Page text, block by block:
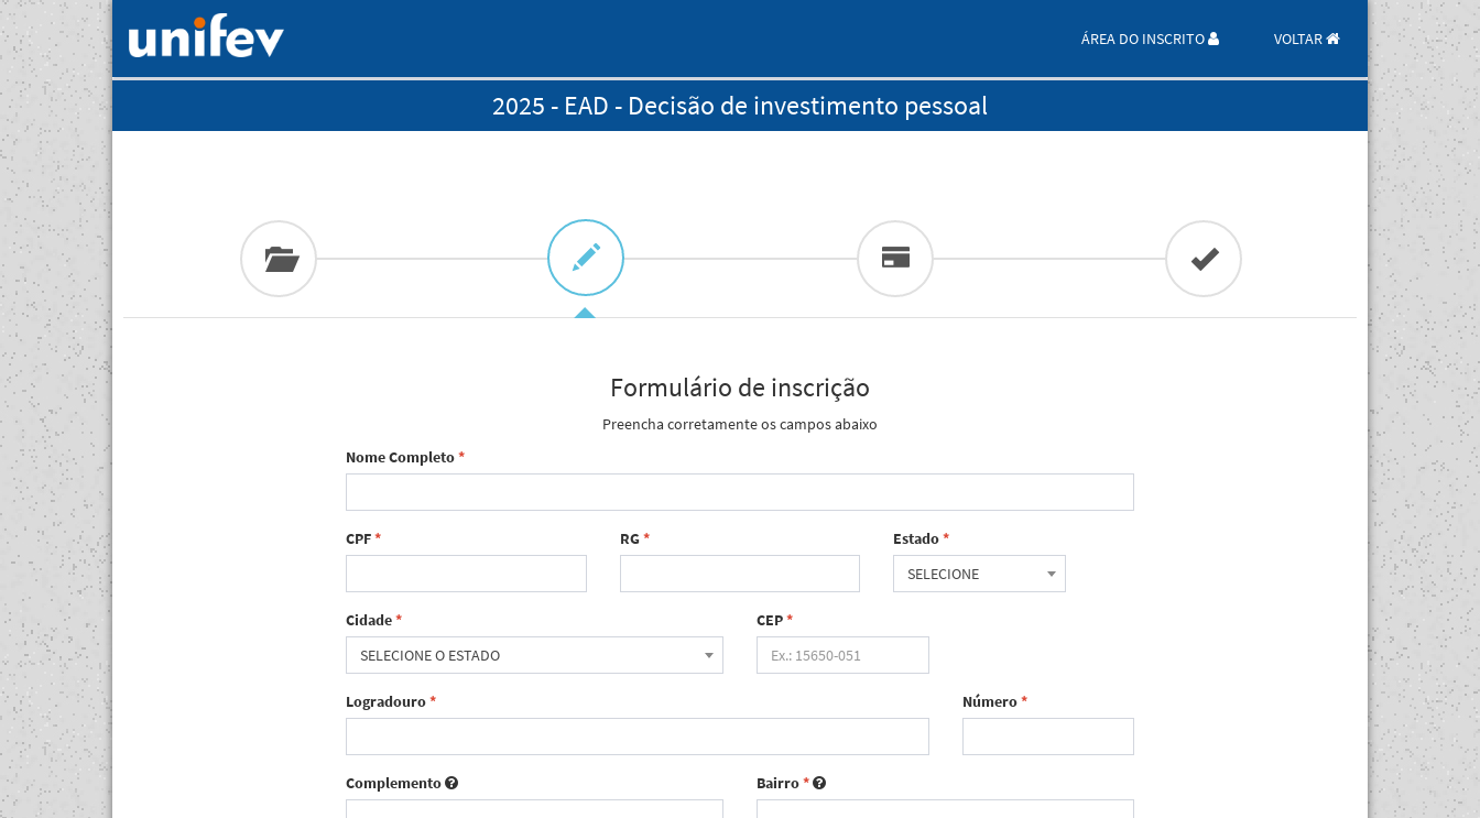
ÁREA DO INSCRITO VOLTAR
2025 - EAD - Decisão de investimento pessoal
Formulário de inscrição
Preencha corretamente os campos abaixo
Nome Completo*
CPF* RG* Estado*
SELECIONE
Cidade*
SELECIONE O ESTADO
CEP*
Logradouro* Número*
Complemento Bairro*